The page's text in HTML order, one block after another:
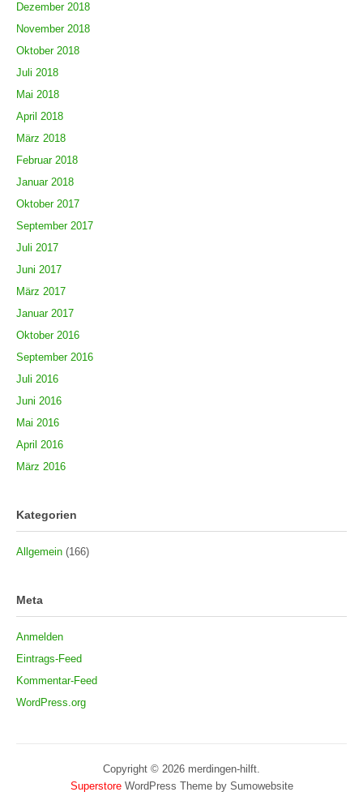
Dezember 2018
November 2018
Oktober 2018
Juli 2018
Mai 2018
April 2018
März 2018
Februar 2018
Januar 2018
Oktober 2017
September 2017
Juli 2017
Juni 2017
März 2017
Januar 2017
Oktober 2016
September 2016
Juli 2016
Juni 2016
Mai 2016
April 2016
März 2016
Kategorien
Allgemein (166)
Meta
Anmelden
Eintrags-Feed
Kommentar-Feed
WordPress.org
Copyright © 2026 merdingen-hilft.
SuperstoreWordPress Theme by Sumowebsite